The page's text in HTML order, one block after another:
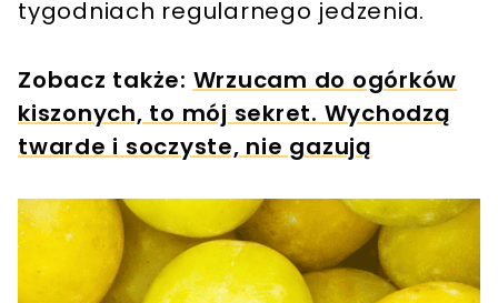
tygodniach regularnego jedzenia.
Zobacz także: Wrzucam do ogórków
kiszonych, to mój sekret. Wychodzą
twarde i soczyste, nie gazują